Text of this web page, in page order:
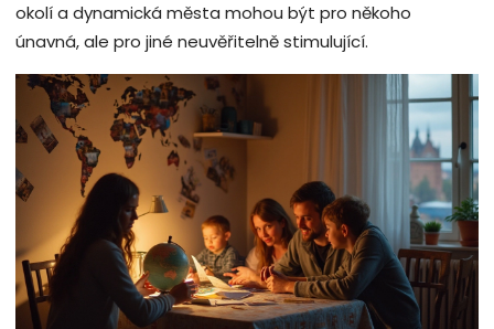
okolí a dynamická města mohou být pro někoho
únavná, ale pro jiné neuvěřitelně stimulující.